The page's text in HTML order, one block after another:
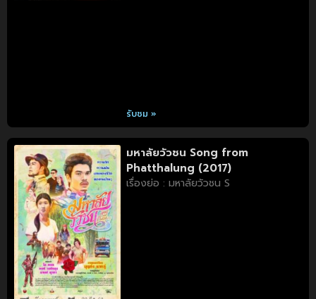
รับชม »
มหาลัยวัวชน Song from
Phatthalung (2017)
เรื่องย่อ : มหาลัยวัวชน S